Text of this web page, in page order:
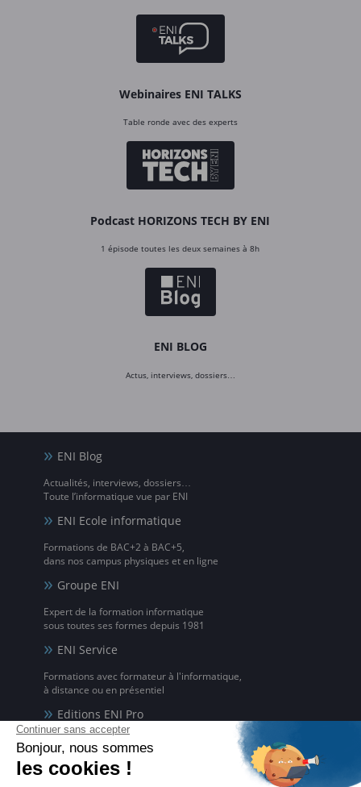
Webinaires ENI TALKS
Table ronde avec des experts
Podcast HORIZONS TECH BY ENI
1 épisode toutes les deux semaines à 8h
ENI BLOG
Actus, interviews, dossiers…
ENI Blog
Actualités, interviews, dossiers…
Toute l’informatique vue par ENI
ENI Ecole informatique
Formations de BAC+2 à BAC+5,
dans nos campus physiques et en ligne
Groupe ENI
Expert de la formation informatique
sous toutes ses formes depuis 1981
ENI Service
Formations avec formateur à l'informatique,
à distance ou en présentiel
Editions ENI Pro
pour les organismes de formation
ENI elearning